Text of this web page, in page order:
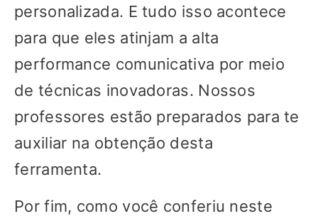
personalizada. E tudo isso acontece
para que eles atinjam a alta
performance comunicativa por meio
de técnicas inovadoras. Nossos
professores estão preparados para te
auxiliar na obtenção desta
ferramenta.
Por fim, como você conferiu neste